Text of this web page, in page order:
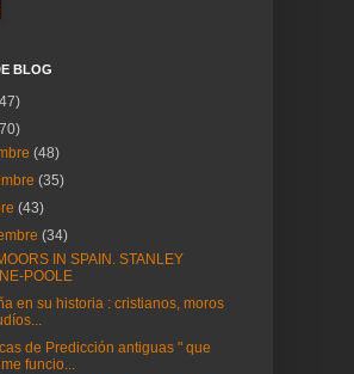
BLOG
(48)
(35)
(43)
(34)
IN SPAIN. STANLEY
POOLE
en su historia : cristianos, moros
de Predicción antiguas " que
funcio...